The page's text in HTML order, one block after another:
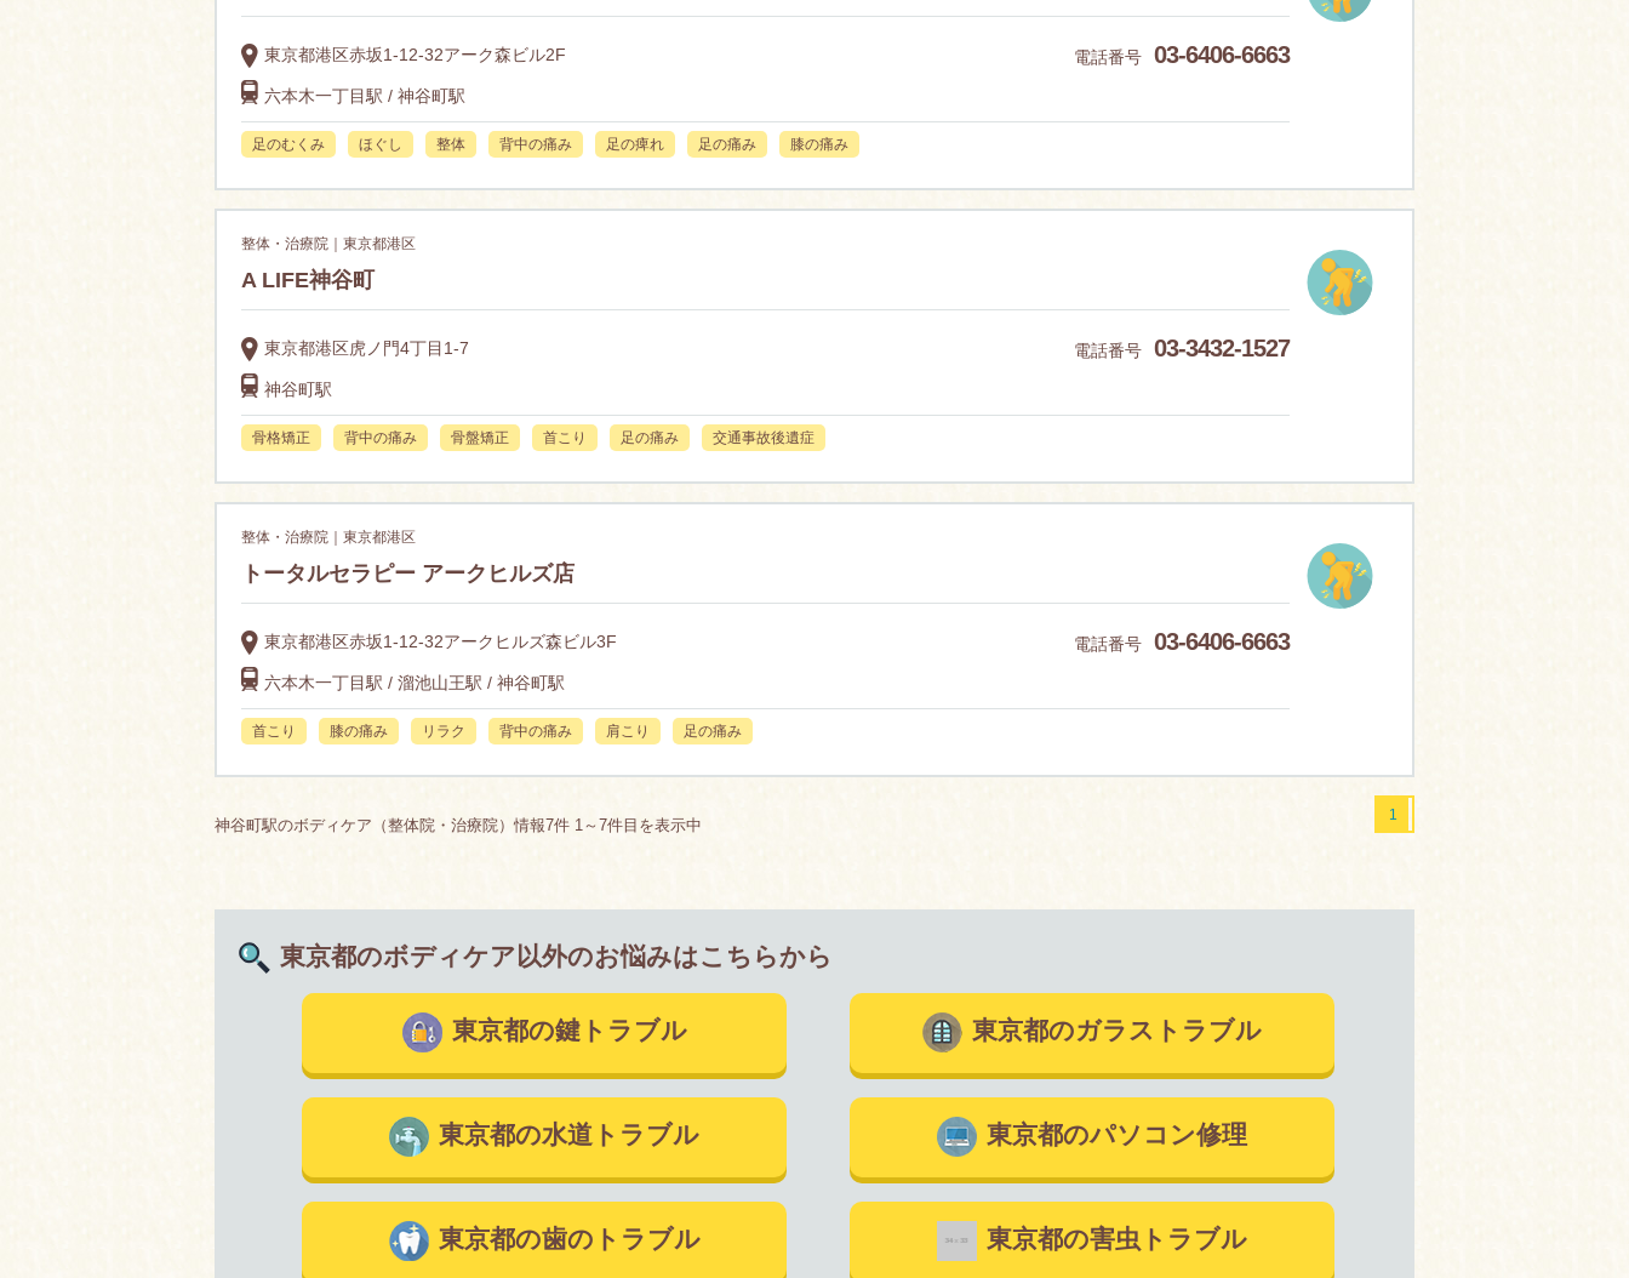
東京都港区赤坂1-12-32アーク森ビル2F 電話番号 03-6406-6663
六本木一丁目駅 / 神谷町駅
足のむくみ ほぐし 整体 背中の痛み 足の痺れ 足の痛み 膝の痛み
整体・治療院｜東京都港区
A LIFE神谷町
東京都港区虎ノ門4丁目1-7 電話番号 03-3432-1527
神谷町駅
骨格矯正 背中の痛み 骨盤矯正 首こり 足の痛み 交通事故後遺症
整体・治療院｜東京都港区
トータルセラピー アークヒルズ店
東京都港区赤坂1-12-32アークヒルズ森ビル3F 電話番号 03-6406-6663
六本木一丁目駅 / 溜池山王駅 / 神谷町駅
首こり 膝の痛み リラク 背中の痛み 肩こり 足の痛み
神谷町駅のボディケア（整体院・治療院）情報7件 1～7件目を表示中
1
東京都のボディケア以外のお悩みはこちらから
東京都の鍵トラブル 東京都のガラストラブル
東京都の水道トラブル 東京都のパソコン修理
東京都の歯のトラブル 東京都の害虫トラブル